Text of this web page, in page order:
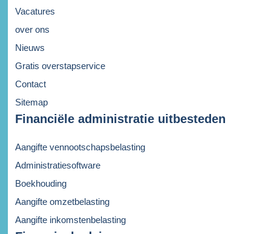
Vacatures
over ons
Nieuws
Gratis overstapservice
Contact
Sitemap
Financiële administratie uitbesteden
Aangifte vennootschapsbelasting
Administratiesoftware
Boekhouding
Aangifte omzetbelasting
Aangifte inkomstenbelasting